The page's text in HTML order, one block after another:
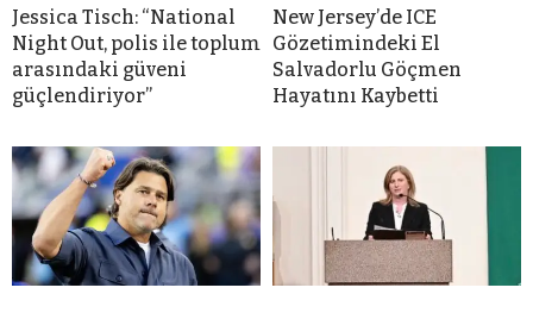
Jessica Tisch: “National
Night Out, polis ile toplum
arasındaki güveni
güçlendiriyor”
New Jersey’de ICE
Gözetimindeki El
Salvadorlu Göçmen
Hayatını Kaybetti